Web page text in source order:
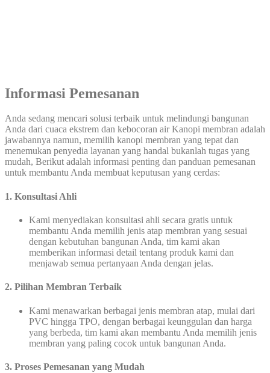
Informasi Pemesanan
Anda sedang mencari solusi terbaik untuk melindungi bangunan
Anda dari cuaca ekstrem dan kebocoran air Kanopi membran adalah
jawabannya namun, memilih kanopi membran yang tepat dan
menemukan penyedia layanan yang handal bukanlah tugas yang
mudah, Berikut adalah informasi penting dan panduan pemesanan
untuk membantu Anda membuat keputusan yang cerdas:
1. Konsultasi Ahli
Kami menyediakan konsultasi ahli secara gratis untuk
membantu Anda memilih jenis atap membran yang sesuai
dengan kebutuhan bangunan Anda, tim kami akan
memberikan informasi detail tentang produk kami dan
menjawab semua pertanyaan Anda dengan jelas.
2. Pilihan Membran Terbaik
Kami menawarkan berbagai jenis membran atap, mulai dari
PVC hingga TPO, dengan berbagai keunggulan dan harga
yang berbeda, tim kami akan membantu Anda memilih jenis
membran yang paling cocok untuk bangunan Anda.
3. Proses Pemesanan yang Mudah